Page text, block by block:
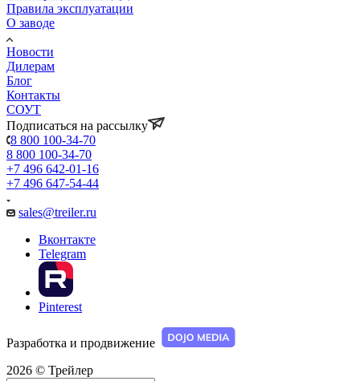
Правила эксплуатации
О заводе
Новости
Дилерам
Блог
Контакты
СОУТ
Подписаться на рассылку
8 800 100-34-70
8 800 100-34-70
+7 496 642-01-16
+7 496 647-54-44
sales@treiler.ru
Вконтакте
Telegram
Pinterest
Разработка и продвижение
2026 © Трейлер